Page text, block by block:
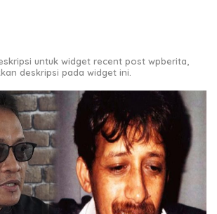
untuk widget recent post wpberita,
deskripsi pada widget ini.